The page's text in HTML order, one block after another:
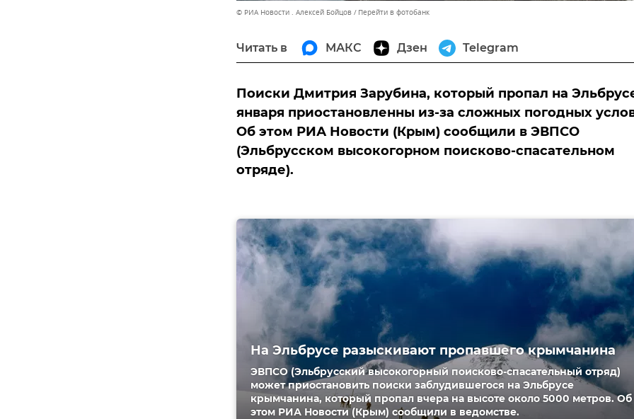
© РИА Новости . Алексей Бойцов Перейти в фотобанк
Читать в МАКС Дзен Telegram
Поиски Дмитрия Зарубина, который пропал на
января приостановленны из-за сложных погодных
Об этом РИА Новости (Крым) сообщили в ЭВПСО
(Эльбрусском высокогорном поисково-спасательном
отряде).
На Эльбрусе разыскивают пропавшего крымчанина
ЭВПСО (Эльбрусский высокогорный поисково-спасательный отряд)
может приостановить поиски заблудившегося на Эльбрусе
крымчанина, который пропал вчера на высоте около 5000 метров. Об
этом РИА Новости (Крым) сообщили в ведомстве.